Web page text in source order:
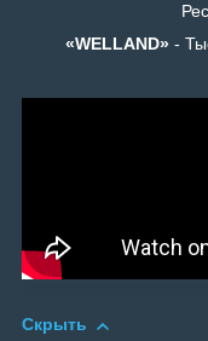
«WELLAND»-
Скрыть